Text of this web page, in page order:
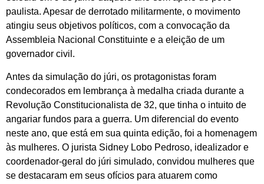
paulista. Apesar de derrotado militarmente, o movimento
atingiu seus objetivos políticos, com a convocação da
Assembleia Nacional Constituinte e a eleição de um
governador civil.
Antes da simulação do júri, os protagonistas foram
condecorados em lembrança à medalha criada durante a
Revolução Constitucionalista de 32, que tinha o intuito de
angariar fundos para a guerra. Um diferencial do evento
neste ano, que está em sua quinta edição, foi a homenagem
às mulheres. O jurista Sidney Lobo Pedroso, idealizador e
coordenador-geral do júri simulado, convidou mulheres que
se destacaram em seus ofícios para atuarem como